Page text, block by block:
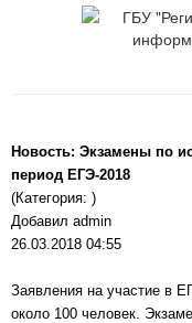
Новость: Экзамены по
период ЕГЭ-2018
(Категория: )
Добавил admin
26.03.2018 04:55
Заявления на участие в
около 100 человек.